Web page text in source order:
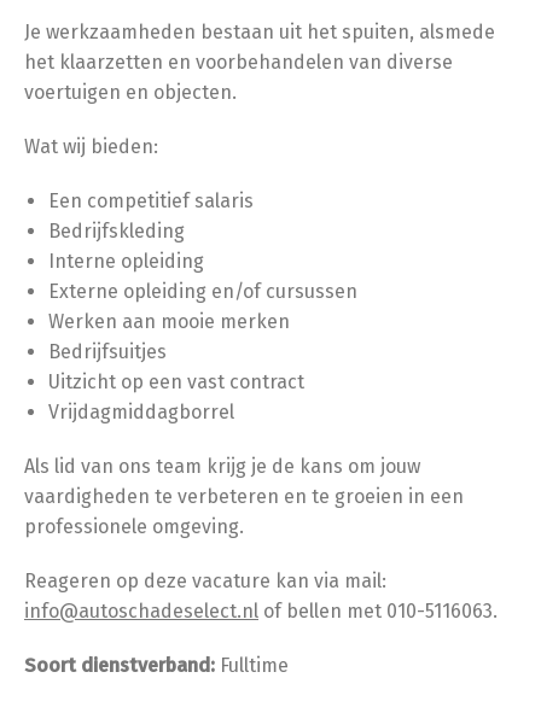
Je werkzaamheden bestaan uit het spuiten, alsmede
het klaarzetten en voorbehandelen van diverse
voertuigen en objecten.
Wat wij bieden:
Een competitief salaris
Bedrijfskleding
Interne opleiding
Externe opleiding en/of cursussen
Werken aan mooie merken
Bedrijfsuitjes
Uitzicht op een vast contract
Vrijdagmiddagborrel
Als lid van ons team krijg je de kans om jouw
vaardigheden te verbeteren en te groeien in een
professionele omgeving.
Reageren op deze vacature kan via mail:
info@autoschadeselect.nl of bellen met 010-5116063.
Soort dienstverband: Fulltime